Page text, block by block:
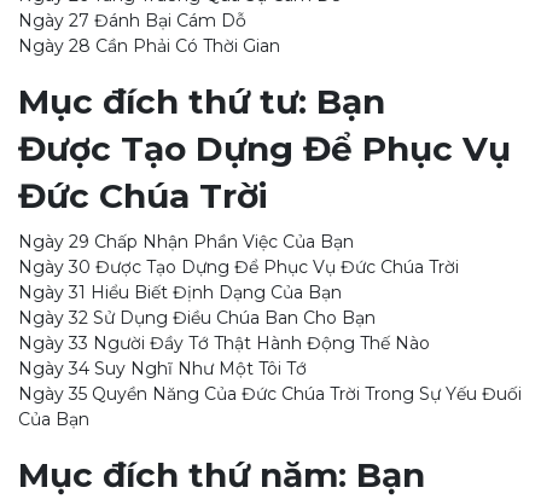
Ngày 27 Đánh Bại Cám Dỗ
Ngày 28 Cần Phải Có Thời Gian
Mục đích thứ tư: Bạn
Được Tạo Dựng Để Phục Vụ
Đức Chúa Trời
Ngày 29 Chấp Nhận Phần Việc Của Bạn
Ngày 30 Được Tạo Dựng Để Phục Vụ Đức Chúa Trời
Ngày 31 Hiểu Biết Định Dạng Của Bạn
Ngày 32 Sử Dụng Điều Chúa Ban Cho Bạn
Ngày 33 Người Đầy Tớ Thật Hành Động Thế Nào
Ngày 34 Suy Nghĩ Như Một Tôi Tớ
Ngày 35 Quyền Năng Của Đức Chúa Trời Trong Sự Yếu Đuối
Của Bạn
Mục đích thứ năm: Bạn